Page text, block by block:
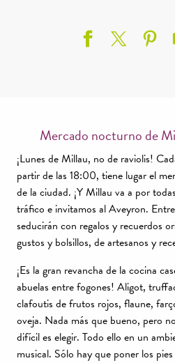
Mercado nocturno de
¡Lunes de Millau, no de raviolis!
partir de las 18:00, tiene lugar el
de la ciudad. ¡Y Millau va a por
tráfico e invitamos al Aveyron.
seducirán con regalos y recuerdos
gustos y bolsillos, de artesanos y
¡Es la gran revancha de la cocina
abuelas entre fogones! Aligot,
clafoutis de frutos rojos, flaune,
oveja. Nada más que bueno, pero
difícil es elegir. Todo ello en un
musical. Sólo hay que poner los